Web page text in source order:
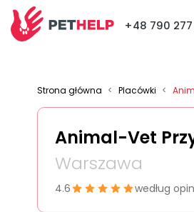
+48 790 277
Strona główna < Placówki <
Animal-Vet
Warszawa
4.6 według